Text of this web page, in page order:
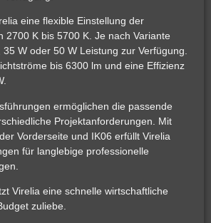
eine flexible Einstellung der
2700 K bis 5700 K. Je nach Variante
35 W oder 50 W Leistung zur Verfügung.
bis 6300 lm und eine Effizienz
ermöglichen die passende
Projektanforderungen. Mit
Vorderseite und IK06 erfüllt Virelia
für langlebige professionelle
Virelia eine schnelle wirtschaftliche
zuliebe.